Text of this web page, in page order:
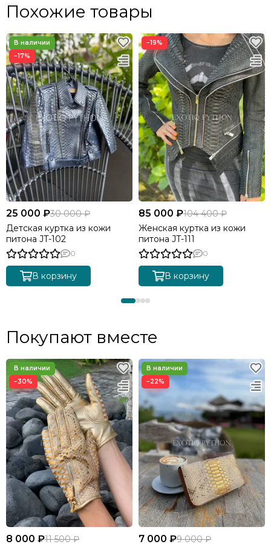
Похожие товары
−17%
25 000 ₽30 000 ₽
Детская куртка из кожи
питона JT-102
0
В корзину
−19%
85 000 ₽104 400 ₽
Женская куртка из кожи
питона JT-111
0
В корзину
Покупают вместе
−30%
8 000 ₽11 500 ₽
−22%
7 000 ₽9 000 ₽